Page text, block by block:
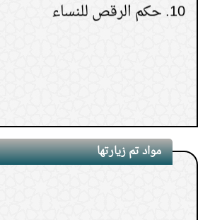
مواد تم زيارتها